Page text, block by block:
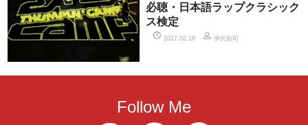
必聴・日本語ラップクラシック
ス検定
2017.02.18 伊沢拓司
Follow Me